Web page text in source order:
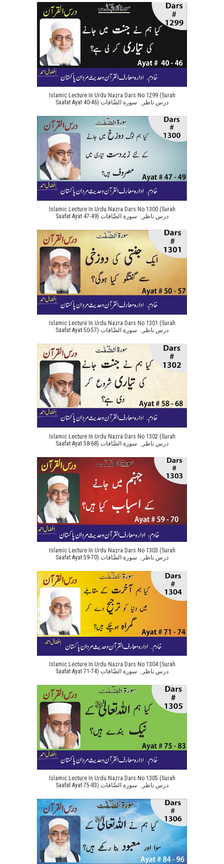
Islamic Lecture In Urdu Nazra Dars No 1299 (Surah
Saafat Ayat 40-46) درس ناظرہ سورة الصَّافات
Islamic Lecture In Urdu Nazra Dars No 1300 (Surah
Saafat Ayat 47-49) درس ناظرہ سورة الصَّافات
Islamic Lecture In Urdu Nazra Dars No 1301 (Surah
Saafat Ayat 50-57) درس ناظرہ سورة الصَّافات
Islamic Lecture In Urdu Nazra Dars No 1302 (Surah
Saafat Ayat 58-68) درس ناظرہ سورة الصَّافات
Islamic Lecture In Urdu Nazra Dars No 1303 (Surah
Saafat Ayat 59-70) درس ناظرہ سورة الصَّافات
Islamic Lecture In Urdu Nazra Dars No 1304 (Surah
Saafat Ayat 71-74) درس ناظرہ سورة الصَّافات
Islamic Lecture In Urdu Nazra Dars No 1305 (Surah
Saafat Ayat 75-83) درس ناظرہ سورة الصَّافات